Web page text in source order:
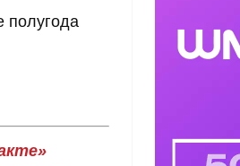
полугода